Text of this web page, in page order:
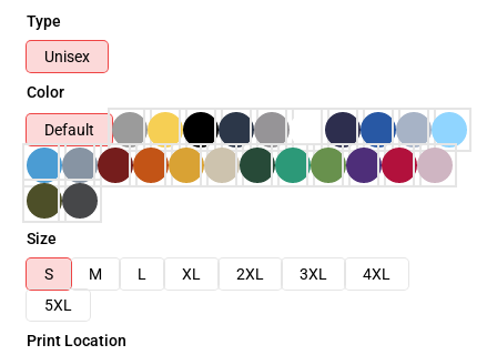
Type
Unisex
Color
Default
Size
S
M L XL 2XL 3XL
4XL
5XL
Print Location